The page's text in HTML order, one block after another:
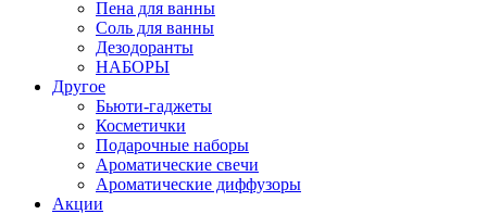
Пена для ванны
Соль для ванны
Дезодоранты
НАБОРЫ
Другое
Бьюти-гаджеты
Косметички
Подарочные наборы
Ароматические свечи
Ароматические диффузоры
Акции